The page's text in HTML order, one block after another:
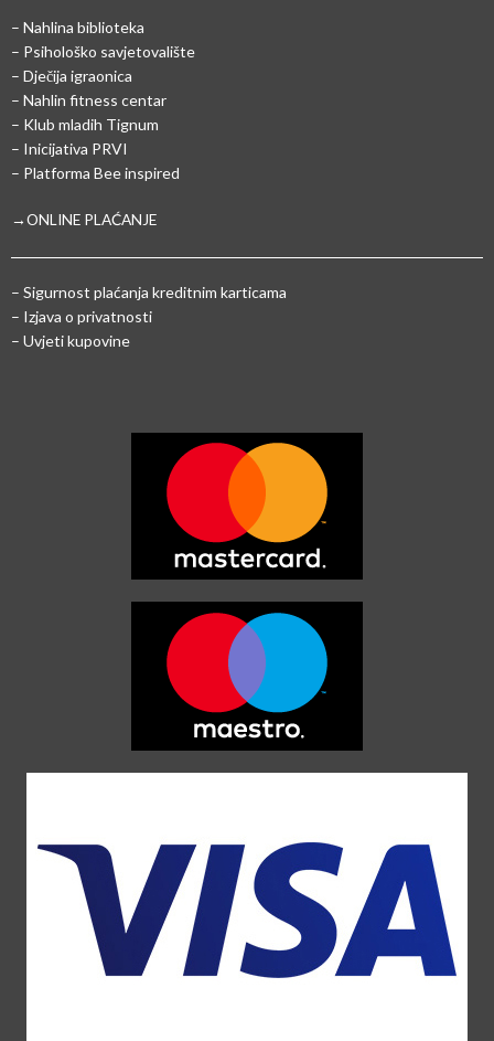
– Nahlina biblioteka
– Psihološko savjetovalište
– Dječija igraonica
– Nahlin fitness centar
– Klub mladih Tignum
– Inicijativa PRVI
– Platforma Bee inspired
→ONLINE PLAĆANJE
– Sigurnost plaćanja kreditnim karticama
– Izjava o privatnosti
– Uvjeti kupovine